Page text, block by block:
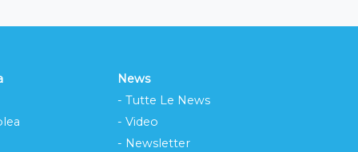
News
- Tutte Le News
- Video
- Newsletter